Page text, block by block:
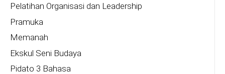
Pelatihan Organisasi dan Leadership
Pramuka
Memanah
Ekskul Seni Budaya
Pidato 3 Bahasa